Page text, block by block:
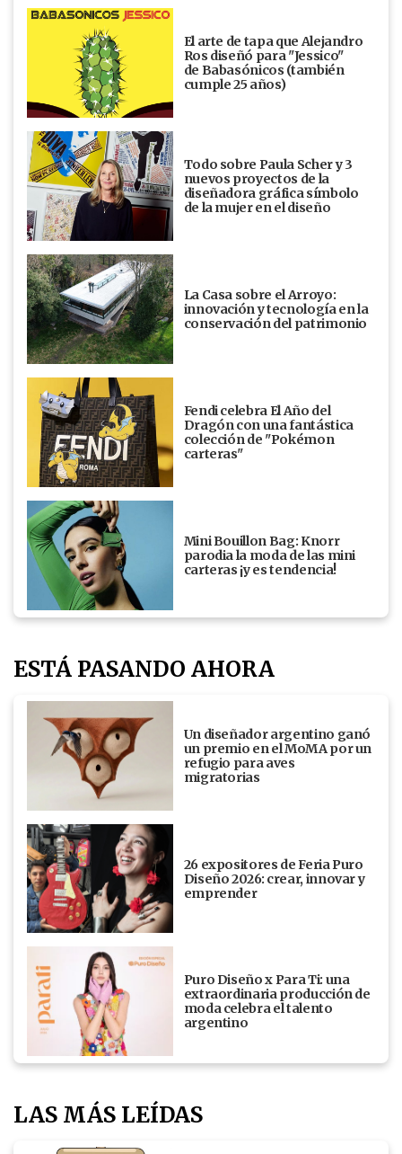
El arte de tapa que Alejandro
Ros diseñó para "Jessico"
de Babasónicos (también
cumple 25 años)
Todo sobre Paula Scher y 3
nuevos proyectos de la
diseñadora gráfica símbolo
de la mujer en el diseño
La Casa sobre el Arroyo:
innovación y tecnología en la
conservación del patrimonio
Fendi celebra El Año del
Dragón con una fantástica
colección de "Pokémon
carteras"
Mini Bouillon Bag: Knorr
parodia la moda de las mini
carteras ¡y es tendencia!
ESTÁ PASANDO AHORA
Un diseñador argentino ganó
un premio en el MoMA por un
refugio para aves
migratorias
26 expositores de Feria Puro
Diseño 2026: crear, innovar y
emprender
Puro Diseño x Para Ti: una
extraordinaria producción de
moda celebra el talento
argentino
LAS MÁS LEÍDAS